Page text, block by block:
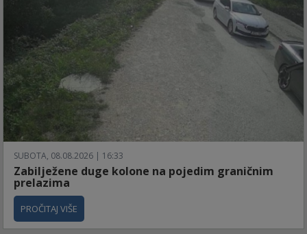
SUBOTA, 08.08.2026 | 16:33
Zabilježene duge kolone na pojedim graničnim
prelazima
PROČITAJ VIŠE